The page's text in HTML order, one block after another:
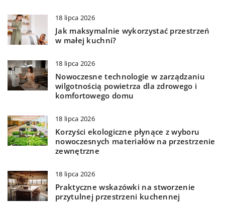
18 lipca 2026
Jak maksymalnie wykorzystać przestrzeń
w małej kuchni?
18 lipca 2026
Nowoczesne technologie w zarządzaniu
wilgotnością powietrza dla zdrowego i
komfortowego domu
18 lipca 2026
Korzyści ekologiczne płynące z wyboru
nowoczesnych materiałów na przestrzenie
zewnętrzne
18 lipca 2026
Praktyczne wskazówki na stworzenie
przytulnej przestrzeni kuchennej